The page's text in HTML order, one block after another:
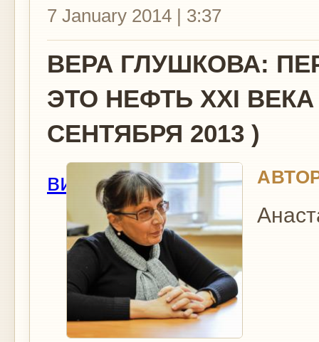
7 January 2014 | 3:37
ВЕРА ГЛУШКОВА:
ЭТО НЕФТЬ XXІ
СЕНТЯБРЯ 2013 )
вид